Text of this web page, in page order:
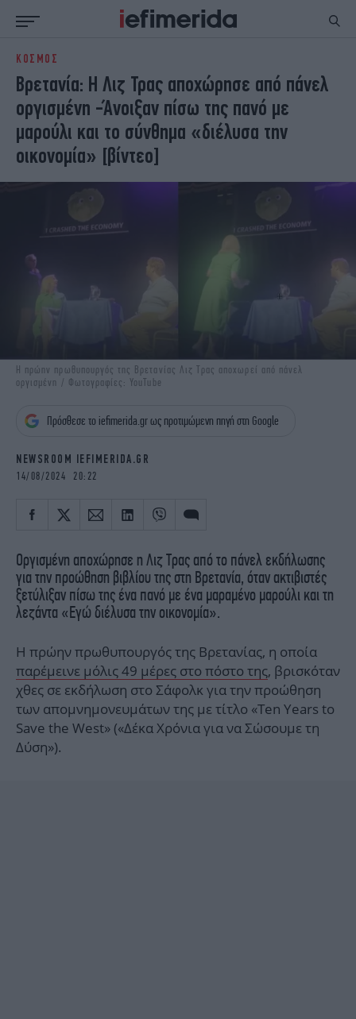
ΕΙΔΗΣΕΙΣ
NON PAPER
ΕΛΛΑΔΑ
ΟΙΚΟΝΟΜΙΑ
ΚΟΣΜΟΣ
ΠΟΛΙΤΙΣΜΟΣ
ΠΑΝΕΛΛΗΝΙΕΣ
ΖΩΗ
ΓΥΝΑΙΚΑ
ENGLISH EDITION
ΕΚΛΟΓΕΣ
ΥΓΕΙΑ
DESIGN
ΟΛΥΜΠΙΑΚΟΙ ΑΓΩΝΕΣ
iBOOKS
ΖΩΔΙΑ
OSCARS
NEWSLETTER
ΚΟΣΜΟΣ
Βρετανία: Η Λιζ Τρας αποχώρησε από πάνελ
οργισμένη -Άνοιξαν πίσω της πανό με
μαρούλι και το σύνθημα «διέλυσα την
οικονομία» [βίντεο]
H πρώην πρωθυπουργός της Βρετανίας Λιζ Τρας αποχωρεί από πάνελ
οργισμένη / Φωτογραφίες: YouTube
Πρόσθεσε το iefimerida.gr ως προτιμώμενη πηγή στη Google
NEWSROOM IEFIMERIDA.GR
14/08/2024 20:22
Οργισμένη αποχώρησε η Λιζ Τρας από το πάνελ εκδήλωσης
για την προώθηση βιβλίου της στη Βρετανία, όταν ακτιβιστές
ξετύλιξαν πίσω της ένα πανό με ένα μαραμένο μαρούλι και τη
λεζάντα «Εγώ διέλυσα την οικονομία».
Η πρώην πρωθυπουργός της Βρετανίας, η οποία
παρέμεινε μόλις 49 μέρες στο πόστο της, βρισκόταν
χθες σε εκδήλωση στο Σάφολκ για την προώθηση
των απομνημονευμάτων της με τίτλο «Ten Years to
Save the West» («Δέκα Χρόνια για να Σώσουμε τη
Δύση»).